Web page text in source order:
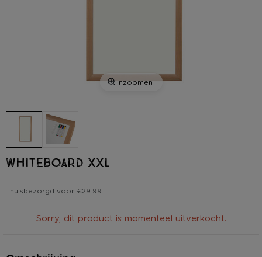
Inzoomen
Whiteboard XXL
Thuisbezorgd voor €29.99
Sorry, dit product is momenteel uitverkocht.